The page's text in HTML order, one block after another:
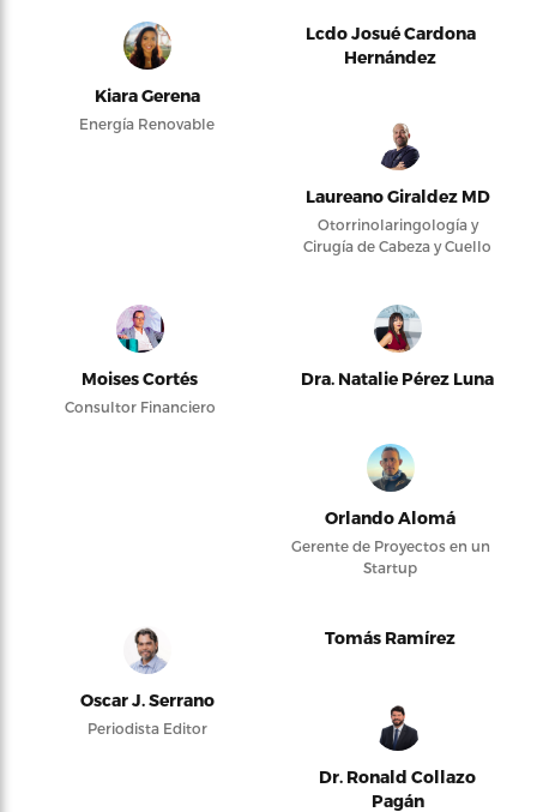
Kiara Gerena
Energía Renovable
Lcdo Josué Cardona
Hernández
Laureano Giraldez MD
Otorrinolaringología y
Cirugía de Cabeza y Cuello
Moises Cortés
Consultor Financiero
Dra. Natalie Pérez Luna
Orlando Alomá
Gerente de Proyectos en un
Startup
Oscar J. Serrano
Periodista Editor
Tomás Ramírez
Dr. Ronald Collazo
Pagán